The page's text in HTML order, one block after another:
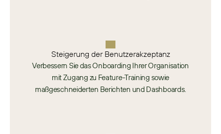
Steigerung der Benutzerakzeptanz​
Verbessern Sie das Onboarding Ihrer Organisation
mit Zugang zu Feature-Training sowie
maßgeschneiderten Berichten und Dashboards.